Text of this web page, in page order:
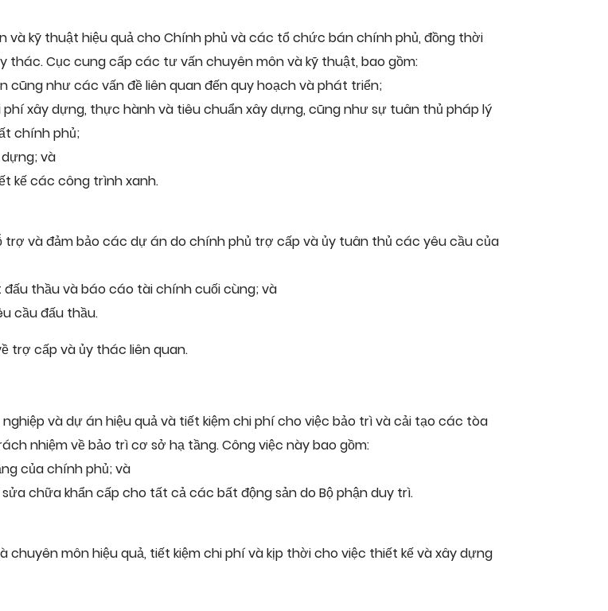
kỹ thuật hiệu quả cho Chính phủ và các tổ chức bán chính phủ, đồng thời
Cục cung cấp các tư vấn chuyên môn và kỹ thuật, bao gồm:
cũng như các vấn đề liên quan đến quy hoạch và phát triển;
xây dựng, thực hành và tiêu chuẩn xây dựng, cũng như sự tuân thủ pháp lý
chính phủ;
và
kế các công trình xanh.
trợ và đảm bảo các dự án do chính phủ trợ cấp và ủy tuân thủ các yêu cầu của
đấu thầu và báo cáo tài chính cuối cùng; và
cầu đấu thầu.
trợ cấp và ủy thác liên quan.
và dự án hiệu quả và tiết kiệm chi phí cho việc bảo trì và cải tạo các tòa
nhiệm về bảo trì cơ sở hạ tầng. Công việc này bao gồm:
của chính phủ; và
chữa khẩn cấp cho tất cả các bất động sản do Bộ phận duy trì.
môn hiệu quả, tiết kiệm chi phí và kịp thời cho việc thiết kế và xây dựng